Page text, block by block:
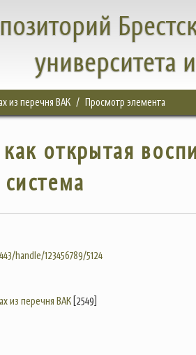
университета
из перечня ВАК Просмотр элемента
открытая
система
handle/123456789/5124
из перечня ВАК[2549]